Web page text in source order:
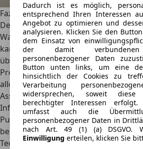
Dadurch ist es möglich,
entsprechend Ihren Interessen
Angebot zu optimieren und
analysieren. Klicken Sie den
dem Einsatz von
der damit verbundenen
personenbezogener Daten
Button unten links, um eine
hinsichtlich der Cookies zu
Verarbeitung
widersprechen, soweit
berechtigter Interessen
umfasst auch die
personenbezogener Daten in
nach Art. 49 (1) (a) DSGVO.
Einwilligung erteilen, klicken Sie
Fazit
Der Golf 8 GTI Clubsport ist eine
Wassers. Wer auf den Allradantrieb
kann und will, macht mit ihm keinen
überdies noch gut 8.000 Euro.
Preisgestaltung noch als fair durch,
allerdings ein günstiger Innenraum,
Assistenzsysteme und ein
Infotainmentsystem. Insbesondere
Punkte muss Volkswagen in naher
bekommen. (Text und Bild: Thomas
Technische Daten*